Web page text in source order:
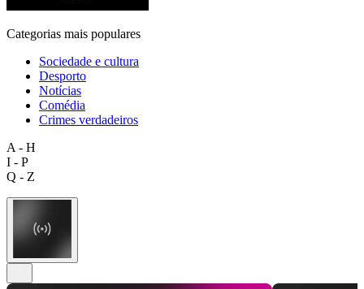
Categorias mais populares
Sociedade e cultura
Desporto
Notícias
Comédia
Crimes verdadeiros
A - H
I - P
Q - Z